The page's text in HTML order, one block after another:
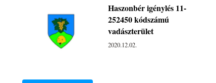
Haszonbér igénylés 11-
252450 kódszámú
vadászterület
2020.12.02.